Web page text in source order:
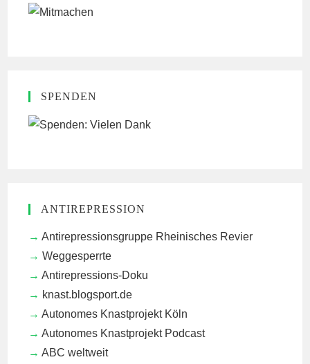
SPENDEN
ANTIREPRESSION
Antirepressionsgruppe Rheinisches Revier
Weggesperrte
Antirepressions-Doku
knast.blogsport.de
Autonomes Knastprojekt Köln
Autonomes Knastprojekt Podcast
ABC weltweit